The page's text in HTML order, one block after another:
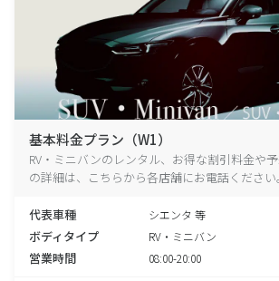
基本料金プラン（W1）
RV・ミニバンのレンタル、お得な割引料金や
の詳細は、こちらから各店舗にお電話ください。
代表車種 シエンタ 等
ボディタイプ RV・ミニバン
営業時間 08:00-20:00